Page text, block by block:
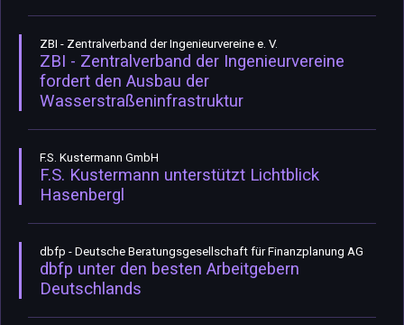
ZBI - Zentralverband der Ingenieurvereine e. V.
ZBI - Zentralverband der Ingenieurvereine
fordert den Ausbau der
Wasserstraßeninfrastruktur
F.S. Kustermann GmbH
F.S. Kustermann unterstützt Lichtblick
Hasenbergl
dbfp - Deutsche Beratungsgesellschaft für Finanzplanung AG
dbfp unter den besten Arbeitgebern
Deutschlands